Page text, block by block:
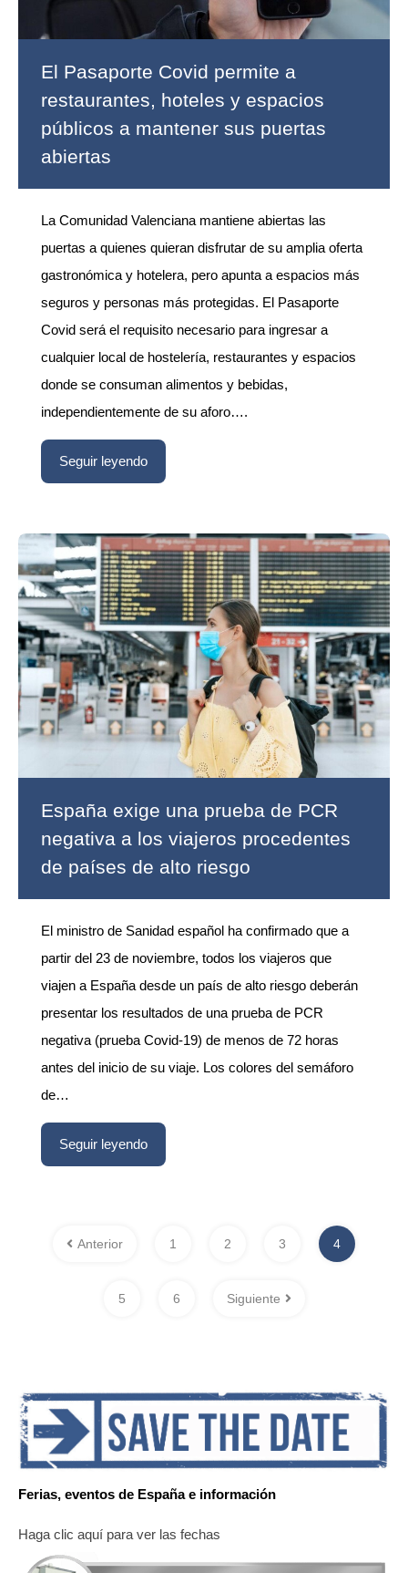
El Pasaporte Covid permite a
restaurantes, hoteles y espacios
públicos a mantener sus puertas
abiertas
La Comunidad Valenciana mantiene abiertas las
puertas a quienes quieran disfrutar de su amplia oferta
gastronómica y hotelera, pero apunta a espacios más
seguros y personas más protegidas. El Pasaporte
Covid será el requisito necesario para ingresar a
cualquier local de hostelería, restaurantes y espacios
donde se consuman alimentos y bebidas,
independientemente de su aforo….
Seguir leyendo
España exige una prueba de PCR
negativa a los viajeros procedentes
de países de alto riesgo
El ministro de Sanidad español ha confirmado que a
partir del 23 de noviembre, todos los viajeros que
viajen a España desde un país de alto riesgo deberán
presentar los resultados de una prueba de PCR
negativa (prueba Covid-19) de menos de 72 horas
antes del inicio de su viaje. Los colores del semáforo
de…
Seguir leyendo
Anterior 1 2 3 4
5 6 Siguiente
Ferias, eventos de España e información
Haga clic aquí para ver las fechas